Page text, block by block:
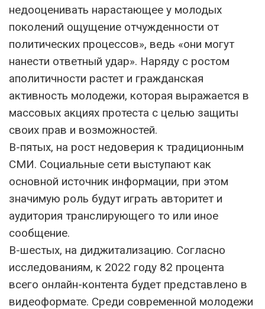
недооценивать нарастающее у молодых
поколений ощущение отчужденности от
политических процессов», ведь «они могут
нанести ответный удар». Наряду с ростом
аполитичности растет и гражданская
активность молодежи, которая выражается в
массовых акциях протеста с целью защиты
своих прав и возможностей.
В-пятых, на рост недоверия к традиционным
СМИ. Социальные сети выступают как
основной источник информации, при этом
значимую роль будут играть авторитет и
аудитория транслирующего то или иное
сообщение.
В-шестых, на диджитализацию. Согласно
исследованиям, к 2022 году 82 процента
всего онлайн-контента будет представлено в
видеоформате. Среди современной молодежи